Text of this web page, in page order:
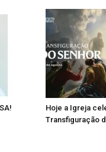
Hoje a Igreja
Transfiguração